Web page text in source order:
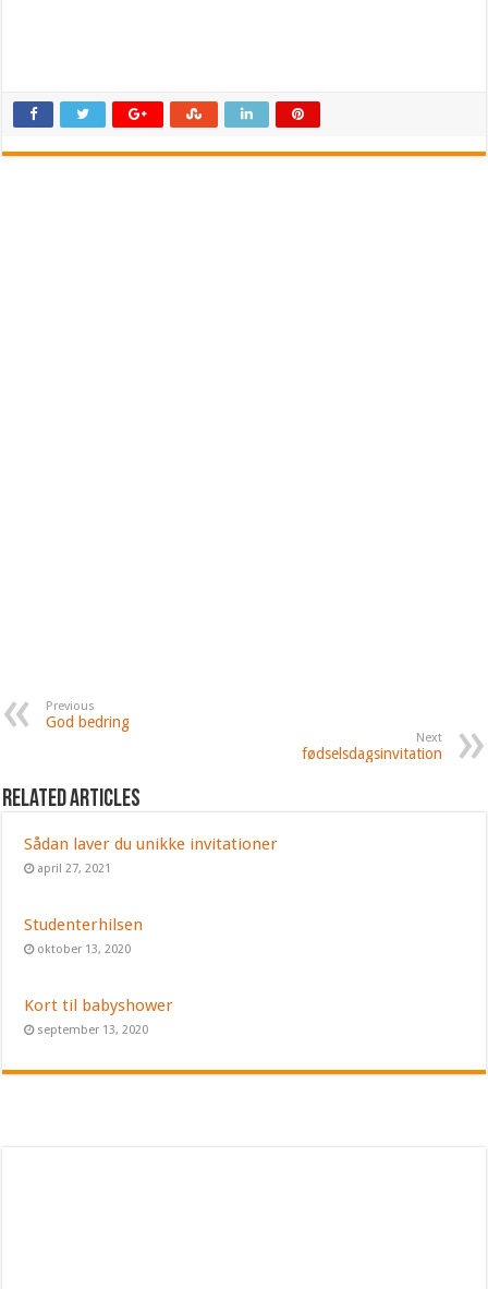
Previous
God bedring
Next
fødselsdagsinvitation
Related Articles
Sådan laver du unikke invitationer
april 27, 2021
Studenterhilsen
oktober 13, 2020
Kort til babyshower
september 13, 2020